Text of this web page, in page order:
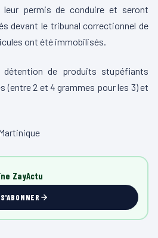
permis de conduire et seront
devant le tribunal correctionnel de
ont été immobilisés.
de produits stupéfiants
(entre 2 et 4 grammes pour les 3) et
ZayActu
S'ABONNER